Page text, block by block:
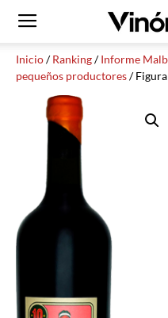
Inicio/Ranking/Informe
pequeños productores/